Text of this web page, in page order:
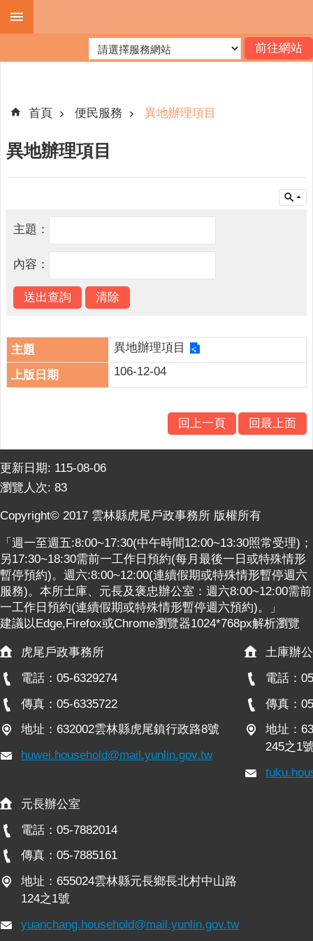
跳到主要內容區塊
階
機
關
便
服
務
統
計
最
公
開
訊
主
題
專
區
民
交
連
導
覽
檢
查
詢
相
首頁 便民服務 異地辦理項目
異地辦理項目
主題：
內容：
異地辦理項目
106-12-04
回上一頁 回最上面
更新日期: 115-08-06
瀏覽人次: 83
Copyright© 2017 雲林縣虎尾戶政事務所 版權所有
「週一至週五:8:00~17:30(中午時間12:00~13:30照常受理)；
另17:30~18:30需前一工作日預約(每月最後一日或特殊情形
暫停預約)。週六:8:00~12:00(連續假期或特殊情形暫停週六
服務)。本所土庫、元長及褒忠辦公室：週六8:00~12:00需前
一工作日預約(連續假期或特殊情形暫停週六預約)。」
建議以Edge,Firefox或Chrome瀏覽器1024*768px解析瀏覽
虎尾戶政事務所
電話：05-6329274
傳真：05-6335722
地址：632002雲林縣虎尾鎮行政路8號
huwei.household@mail.yunlin.gov.tw
土庫辦
電話：
傳真：
地址：
245之1
元長辦公室
電話：05-7882014
傳真：05-7885161
地址：655024雲林縣元長鄉長北村中山路
124之1號
yuanchang.household@mail.yunlin.gov.tw